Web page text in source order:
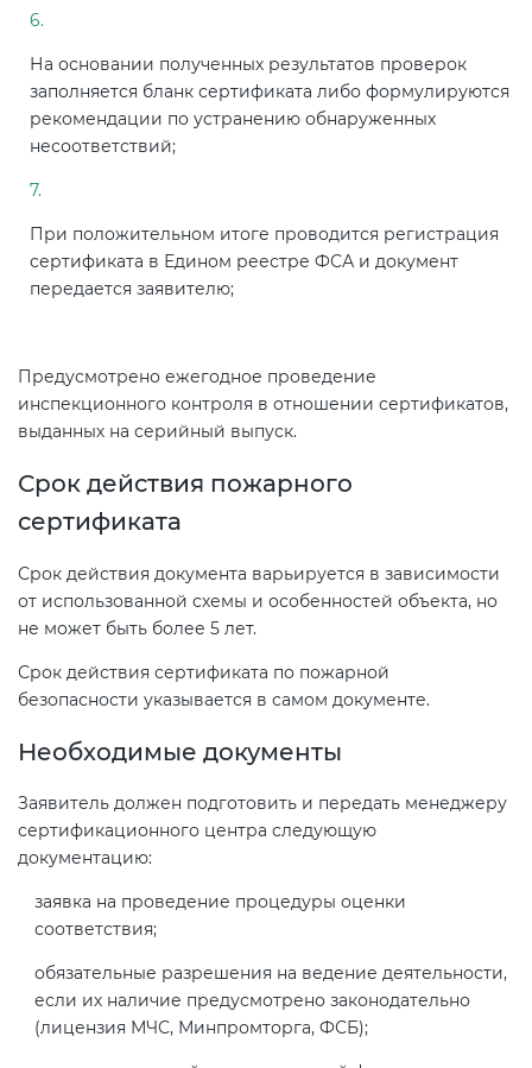
На основании полученных результатов проверок
заполняется бланк сертификата либо формулируются
рекомендации по устранению обнаруженных
несоответствий;
При положительном итоге проводится регистрация
сертификата в Едином реестре ФСА и документ
передается заявителю;
Предусмотрено ежегодное проведение
инспекционного контроля в отношении сертификатов,
выданных на серийный выпуск.
Срок действия пожарного
сертификата
Срок действия документа варьируется в зависимости
от использованной схемы и особенностей объекта, но
не может быть более 5 лет.
Срок действия сертификата по пожарной
безопасности указывается в самом документе.
Необходимые документы
Заявитель должен подготовить и передать менеджеру
сертификационного центра следующую
документацию:
заявка на проведение процедуры оценки
соответствия;
обязательные разрешения на ведение деятельности,
если их наличие предусмотрено законодательно
(лицензия МЧС, Минпромторга, ФСБ);